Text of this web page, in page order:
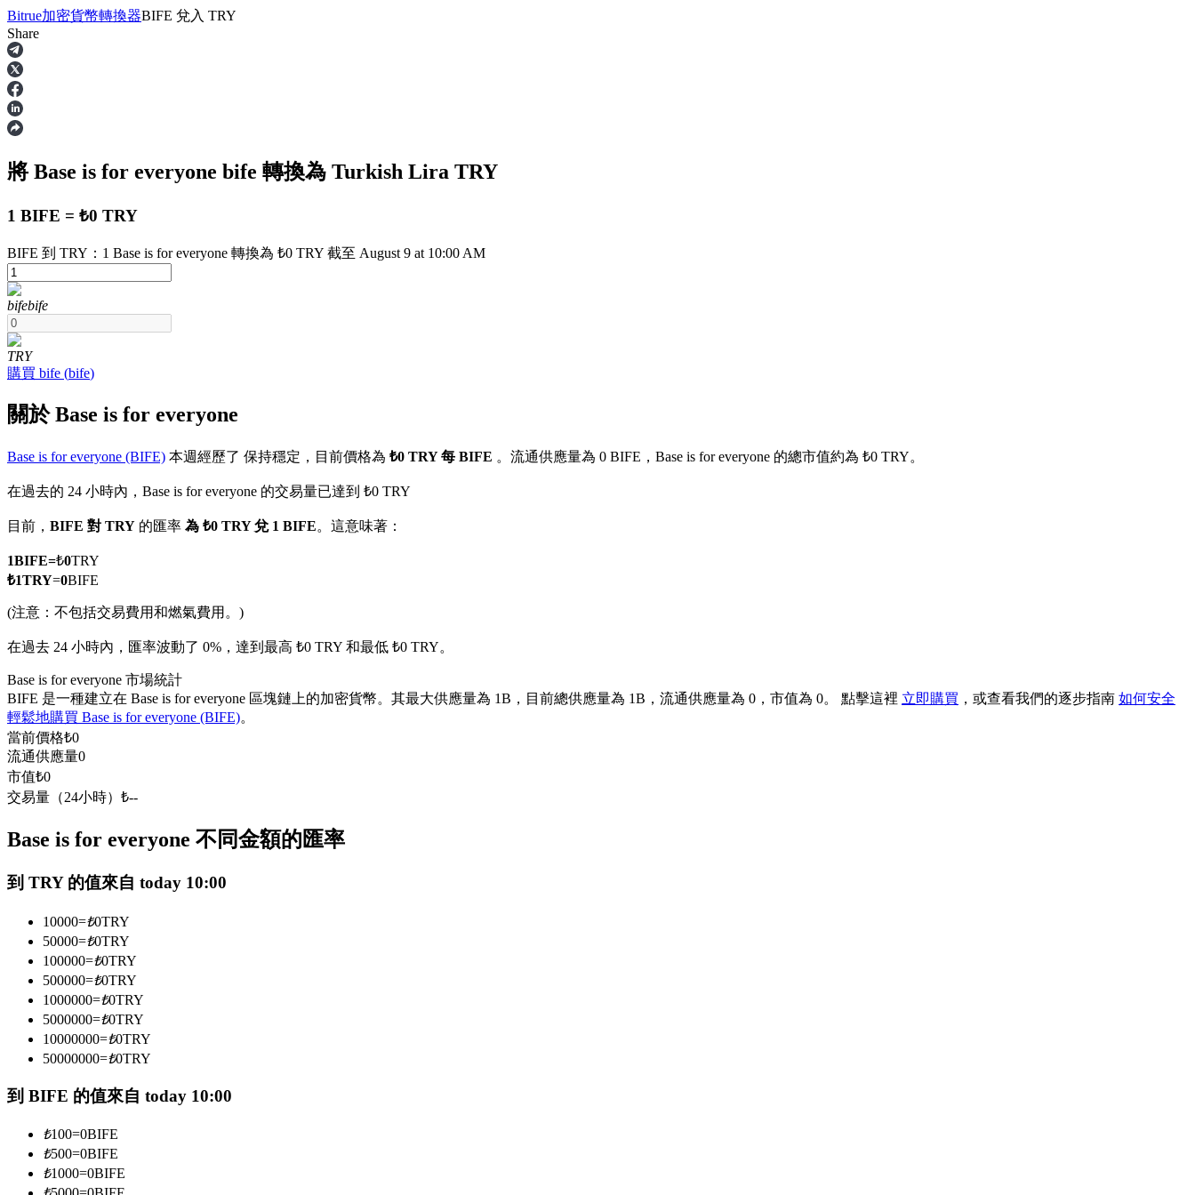
合約
USDT永續
多種以USDT結算的永續合約
幣本位永續
以數字貨幣為保證金的永續合約
多種以USDC結算的永續合約
跟單
與頂尖交易專家同行
Bitrue加密貨幣轉換器BIFE 兌入 TRY
Share
將 Base is for everyone bife 轉換為 Turkish Lira TRY
1 BIFE = ₺0 TRY
BIFE 到 TRY：1 Base is for everyone 轉換為 ₺0 TRY 截至 August 9 at 10:00 AM
bifebife
TRY
購買 bife (bife)
關於 Base is for everyone
Base is for everyone (BIFE) 本週經歷了 保持穩定，目前價格為 ₺0 TRY 每 BIFE 。流通供應量為 0 BIFE，Base is for everyone 的總市值約為 ₺0 TRY。
在過去的 24 小時內，Base is for everyone 的交易量已達到 ₺0 TRY
目前， BIFE 對 TRY 的匯率 為 ₺0 TRY 兌 1 BIFE。這意味著：
1BIFE=₺0TRY
₺1TRY=0BIFE
(注意：不包括交易費用和燃氣費用。)
在過去 24 小時內，匯率波動了 0%，達到最高 ₺0 TRY 和最低 ₺0 TRY。
Base is for everyone 市場統計
BIFE 是一種建立在 Base is for everyone 區塊鏈上的加密貨幣。其最大供應量為 1B，目前總供應量為 1B，流通供應量為 0，市值為 0。 點擊這裡 立即購買 ，或查看我們的逐步指南 如何安全
輕鬆地購買 Base is for everyone (BIFE)。
當前價格₺0
流通供應量0
市值₺0
交易量（24小時） ₺--
Base is for everyone 不同金額的匯率
到 TRY 的值來自 today 10:00
10000=₺0TRY
50000=₺0TRY
100000=₺0TRY
500000=₺0TRY
1000000=₺0TRY
5000000=₺0TRY
10000000=₺0TRY
50000000=₺0TRY
到 BIFE 的值來自 today 10:00
₺100=0BIFE
₺500=0BIFE
₺1000=0BIFE